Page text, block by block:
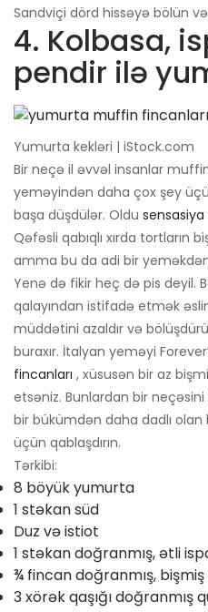
Sandviçi dörd hissəyə bölün
4. Kolbasa,
pendir ilə
Yumurta kekləri | iStock.com
Bir neçə il əvvəl insanlar
yeməyindən daha çox şey
başa düşdülər. Oldu sensasiya
Qəfəsli qabıqlı xırda tortların
amma bu da adi bir
Yenə də fikir heç də pis deyil.
qalayından istifadə etmək
müddətini azaldır və
buraxır. İtalyan yeməyi
fincanları , xüsusən bir az
etsəniz. Bunlardan bir
bir bükümdən daha dadlı
üçün qablaşdırın.
Tərkibi:
8 böyük yumurta
1 stəkan süd
Duz və istiot
1 stəkan doğranmış, ətli
¾ fincan doğranmış,
3 xörək qaşığı doğranmış